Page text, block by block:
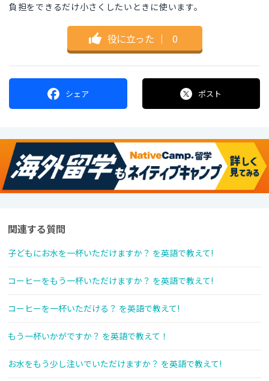
負担をできるだけ小さくしたいときに使います。
役に立った ｜ 0
シェア ポスト
関連する質問
子どもにお水を一杯いただけますか？ を英語で教えて!
コーヒーをもう一杯いただけますか？ を英語で教えて!
コーヒーを一杯いただける？ を英語で教えて!
もう一杯いかがですか？ を英語で教えて！
お水をもう少し注いでいただけますか？ を英語で教えて!